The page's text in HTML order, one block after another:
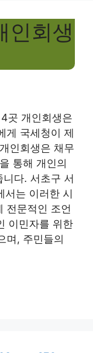
인회생
곳 개인회생은
게 국세청이 제
인회생은 채무
통해 개인의
다. 서초구 서
서는 이러한 시
전문적인 조언
이민자를 위한
며, 주민들의